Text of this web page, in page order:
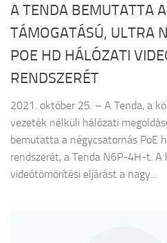
A TENDA BEMUTATTA
TÁMOGATÁSÚ, ULTRA
POE HD HÁLÓZATI
RENDSZERÉT
2021. október 25. – A Tenda, a
vezeték nélküli hálózati
bemutatta a négycsatornás PoE
rendszerét, a Tenda N6P-4H-t.
videótömörítési eljárást a nagy...